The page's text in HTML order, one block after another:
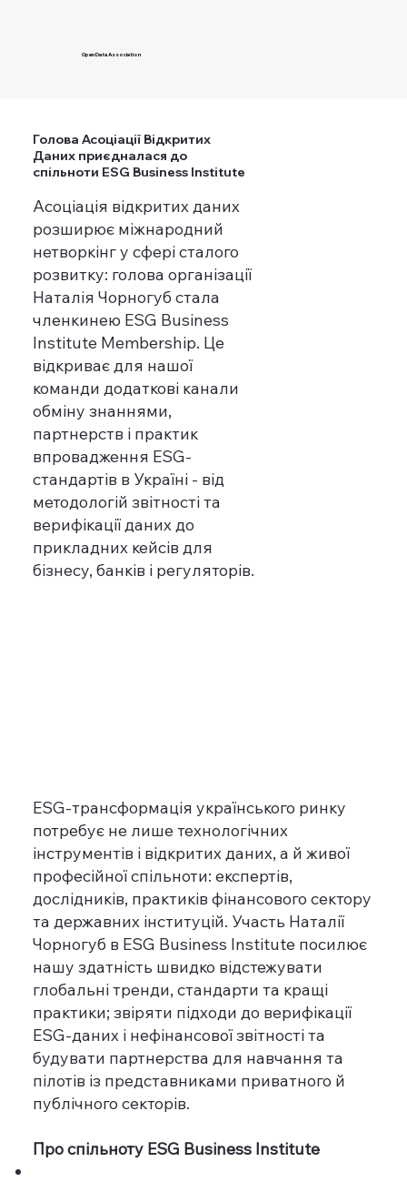
Open Data Association
Голова Асоціації Відкритих
Даних приєдналася до
спільноти ESG Business Institute
Асоціація відкритих даних
розширює міжнародний
нетворкінг у сфері сталого
розвитку: голова організації
Наталія Чорногуб стала
членкинею ESG Business
Institute Membership. Це
відкриває для нашої
команди додаткові канали
обміну знаннями,
партнерств і практик
впровадження ESG-
стандартів в Україні - від
методологій звітності та
верифікації даних до
прикладних кейсів для
бізнесу, банків і регуляторів.
ESG-трансформація українського ринку
потребує не лише технологічних
інструментів і відкритих даних, а й живої
професійної спільноти: експертів,
дослідників, практиків фінансового сектору
та державних інституцій. Участь Наталії
Чорногуб в ESG Business Institute посилює
нашу здатність швидко відстежувати
глобальні тренди, стандарти та кращі
практики; звіряти підходи до верифікації
ESG-даних і нефінансової звітності та
будувати партнерства для навчання та
пілотів із представниками приватного й
публічного секторів.
Про спільноту ESG Business Institute